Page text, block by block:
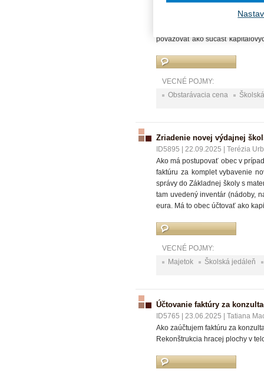
ID5941| 17.10.2025|Tatiana
Obec plánuje rekonštrukciu
považovať ako súčasť
VECNÉ POJMY:
Obstarávacia cena
Zriadenie novej výdajnej
ID5895 22.09.2025
Terézia
Ako má postupovať obec v
faktúru za komplet vybavenie
správy do Základnej školy s
tam uvedený inventár (nádoby,
eura. Má to obec účtovať ako
VECNÉ POJMY:
Majetok
Školská jedáleň
Účtovanie faktúry za
ID5765 23.06.2025
Tatiana
Ako zaúčtujem faktúru za
Rekonštrukcia hracej plochy v